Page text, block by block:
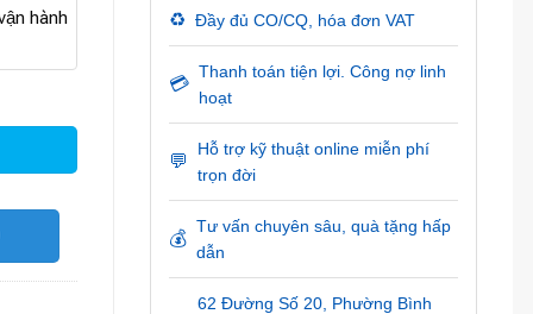
hành
♻️ Đầy đủ CO/CQ, hóa đơn VAT
💳
Thanh toán tiện lợi. Công nợ linh
hoạt
💬
Hỗ trợ kỹ thuật online miễn phí
trọn đời
💰
Tư vấn chuyên sâu, quà tặng hấp
dẫn
62 Đường Số 20, Phường Bình